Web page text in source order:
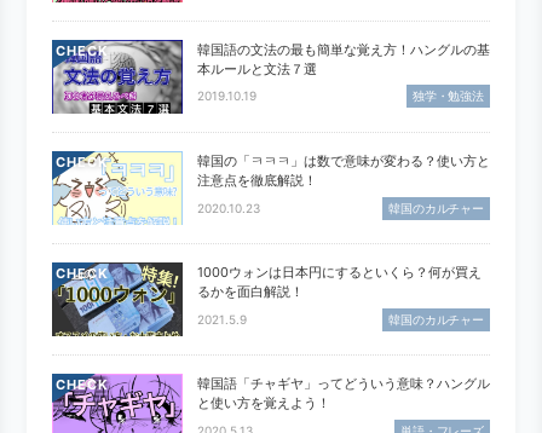
CHECK
韓国語の文法の最も簡単な覚え方！ハングルの基
本ルールと文法７選
2019.10.19 独学・勉強法
CHECK
韓国の「ㅋㅋㅋ」は数で意味が変わる？使い方と
注意点を徹底解説！
2020.10.23 韓国のカルチャー
CHECK
1000ウォンは日本円にするといくら？何が買え
るかを面白解説！
2021.5.9 韓国のカルチャー
CHECK
韓国語「チャギヤ」ってどういう意味？ハングル
と使い方を覚えよう！